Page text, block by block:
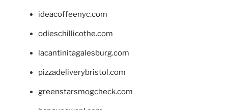
ideacoffeenyc.com
odieschillicothe.com
lacantinitagalesburg.com
pizzadeliverybristol.com
greenstarsmogcheck.com